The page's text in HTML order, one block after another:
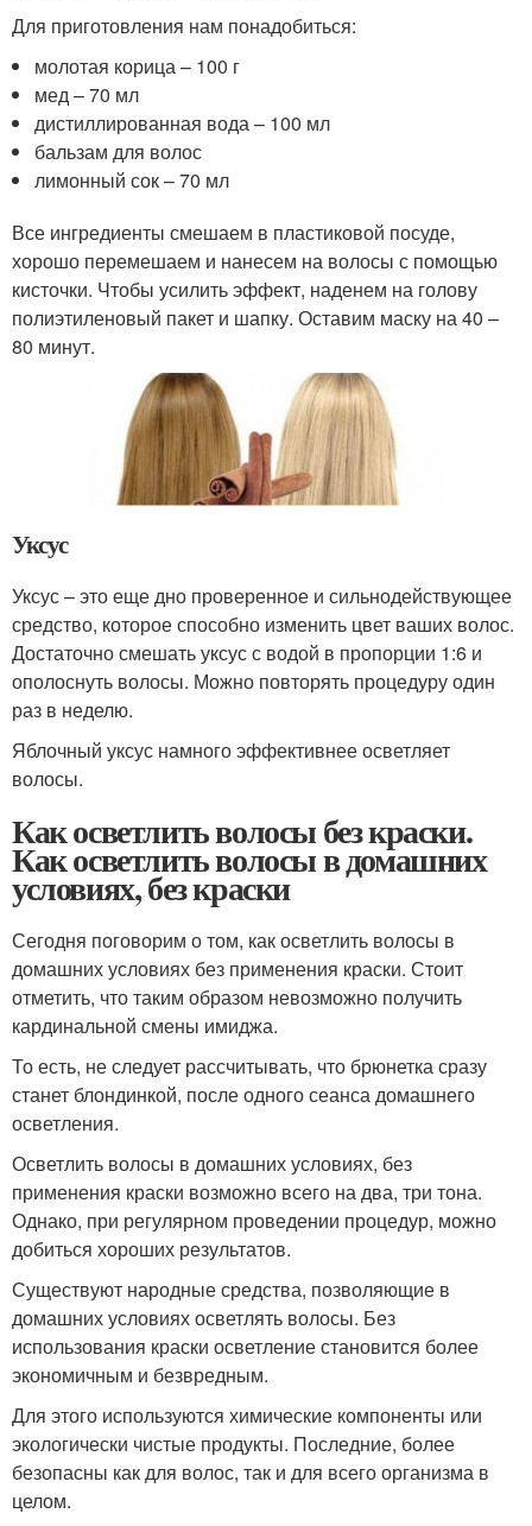
Для приготовления нам понадобиться:
молотая корица – 100 г
мед – 70 мл
дистиллированная вода – 100 мл
бальзам для волос
лимонный сок – 70 мл
Все ингредиенты смешаем в пластиковой посуде,
хорошо перемешаем и нанесем на волосы с помощью
кисточки. Чтобы усилить эффект, наденем на голову
полиэтиленовый пакет и шапку. Оставим маску на 40 –
80 минут.
Уксус
Уксус – это еще дно проверенное и сильнодействующее
средство, которое способно изменить цвет ваших волос.
Достаточно смешать уксус с водой в пропорции 1:6 и
ополоснуть волосы. Можно повторять процедуру один
раз в неделю.
Яблочный уксус намного эффективнее осветляет
волосы.
Как осветлить волосы без краски.
Как осветлить волосы в домашних
условиях, без краски
Сегодня поговорим о том, как осветлить волосы в
домашних условиях без применения краски. Стоит
отметить, что таким образом невозможно получить
кардинальной смены имиджа.
То есть, не следует рассчитывать, что брюнетка сразу
станет блондинкой, после одного сеанса домашнего
осветления.
Осветлить волосы в домашних условиях, без
применения краски возможно всего на два, три тона.
Однако, при регулярном проведении процедур, можно
добиться хороших результатов.
Существуют народные средства, позволяющие в
домашних условиях осветлять волосы. Без
использования краски осветление становится более
экономичным и безвредным.
Для этого используются химические компоненты или
экологически чистые продукты. Последние, более
безопасны как для волос, так и для всего организма в
целом.